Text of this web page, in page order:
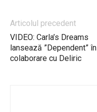
Articolul precedent
VIDEO: Carla’s Dreams
lansează ”Dependent” în
colaborare cu Deliric